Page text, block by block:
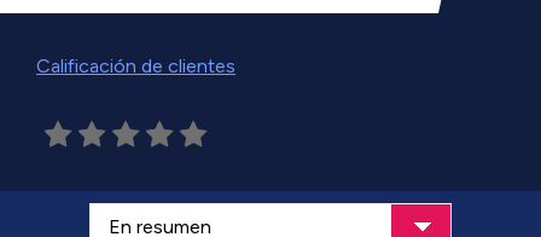
Calificación de clientes